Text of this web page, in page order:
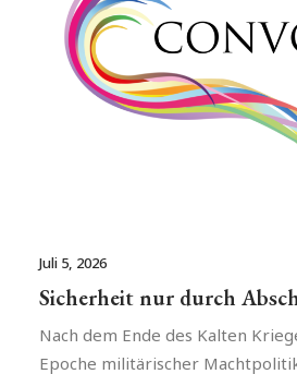
Juli 5, 2026
Sicherheit nur durch
Nach dem Ende des Kalten
Epoche militärischer